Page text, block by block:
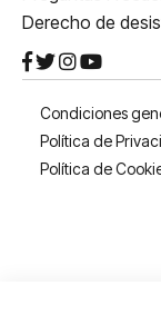
Derecho de
Condiciones
Política de
Política de